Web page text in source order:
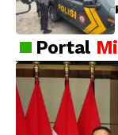
Portal